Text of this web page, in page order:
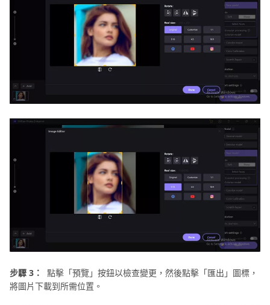
步驟 3：
點擊「預覽」按鈕以檢查變更，然後點擊「匯出」圖標，
將圖片下載到所需位置。